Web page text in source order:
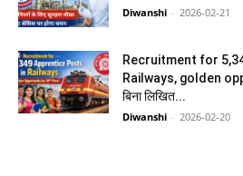
Diwanshi - 2026-02-21
Recruitment for
Railways, golden
बिना लिखित...
Diwanshi - 2026-02-20